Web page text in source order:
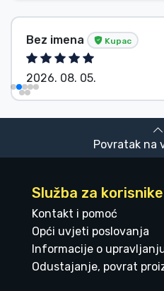
Bez imena Kupac
2026. 08. 05.
Povratak na
Služba za korisnike
Kontakt i pomoć
Opći uvjeti poslovanja
Informacije o
Odustajanje, povrat